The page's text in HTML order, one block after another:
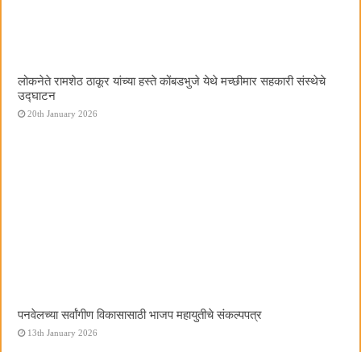
लोकनेते रामशेठ ठाकूर यांच्या हस्ते कोंबडभुजे येथे मच्छीमार सहकारी संस्थेचे
उद्घाटन
20th January 2026
पनवेलच्या सर्वांगीण विकासासाठी भाजप महायुतीचे संकल्पपत्र
13th January 2026